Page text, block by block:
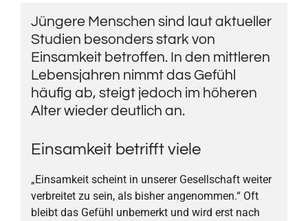
Jüngere Menschen sind laut aktueller
Studien besonders stark von
Einsamkeit betroffen. In den mittleren
Lebensjahren nimmt das Gefühl
häufig ab, steigt jedoch im höheren
Alter wieder deutlich an.
Einsamkeit betrifft viele
„Einsamkeit scheint in unserer Gesellschaft weiter
verbreitet zu sein, als bisher angenommen.“ Oft
bleibt das Gefühl unbemerkt und wird erst nach